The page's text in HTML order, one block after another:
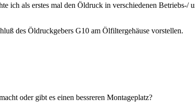
als erstes mal den Öldruck in verschiedenen Betriebs-/
des Öldruckgebers G10 am Ölfiltergehäuse vorstellen.
oder gibt es einen bessreren Montageplatz?